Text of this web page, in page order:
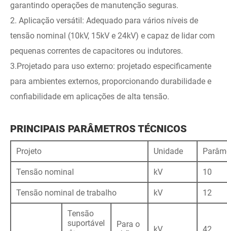
garantindo operações de manutenção seguras.
2. Aplicação versátil: Adequado para vários níveis de
tensão nominal (10kV, 15kV e 24kV) e capaz de lidar com
pequenas correntes de capacitores ou indutores.
3.Projetado para uso externo: projetado especificamente
para ambientes externos, proporcionando durabilidade e
confiabilidade em aplicações de alta tensão.
PRINCIPAIS PARÂMETROS TÉCNICOS
Projeto Unidade
Tensão nominal kV 10
Tensão nominal de trabalho kV 12
Tensão
suportável
Para o